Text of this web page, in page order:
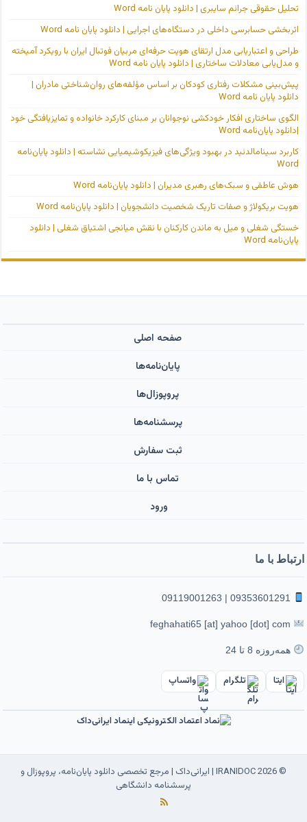
تحلیل حقوقی جرائم سایبری | دانلود پایان نامه Word
اثربخشی حسابرسی داخلی در دستگاه‌های اجرایی | دانلود پایان نامه Word
طراحی و اعتباریابی مدل ارتقای هویت حرفه‌ای مربیان فوتبال ایران با رویکرد آمیخته
و مدل‌یابی معادلات ساختاری | دانلود پایان نامه Word
پیش‌بینی مشکلات رفتاری کودکان بر اساس مؤلفه‌های روان‌شناختی مادران |
دانلود پایان نامه Word
الگوی ساختاری افکار خودکشی نوجوانان بر مبنای کارکرد خانواده و تمایزیافتگی خود
|دانلود پایان‌نامه Word
کاربرد سینامالدئید در بهبود ویژگی‌های فیزیکوشیمیایی نشاسته | دانلود پایان‌نامه
Word
هوش عاطفی و سبک‌های رهبری مدیران | دانلود پایان‌نامه Word
هویت بریکولاژ و صفات تاریک شخصیت دانشجویان | دانلود پایان‌نامه Word
خستگی شغلی و میل به ماندن کارکنان با نقش میانجی اشتیاق شغلی | دانلود
پایان‌نامه Word
صفحه اصلی
پایان‌نامه‌ها
پروپوزال‌ها
پرسشنامه‌ها
ثبت سفارش
تماس با ما
ورود ‌
ارتباط با ما
همه‌روزه 8 تا 24
ایتا تلگرام واتساپ
© 2026 IRANIDOC | ایرانی‌داک | مرجع تخصصی دانلود پایان‌نامه، پروپوزال و
پرسشنامه دانشگاهی